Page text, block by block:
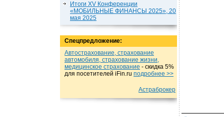
Итоги XV Конференции
«МОБИЛЬНЫЕ ФИНАНСЫ 2025», 20
мая 2025
Спецпредложение:
Автострахование, страхование
автомобиля, страхование жизни,
медицинское страхование - cкидка 5%
для посетителей iFin.ru подробнеe >>
Астраброкер